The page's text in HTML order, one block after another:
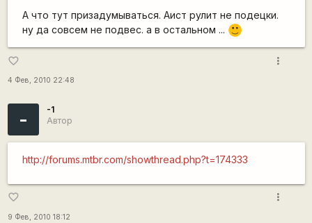
А что тут призадумываться. Аист рулит не подецки.
ну да совсем не подвес. а в остальном ...
:)
favorite_border
4 Фев, 2010 22:48
more_vert
-
-1
Автор
http://forums.mtbr.com/showthread.php?t=174333
favorite_border
9 Фев, 2010 18:12
more_vert